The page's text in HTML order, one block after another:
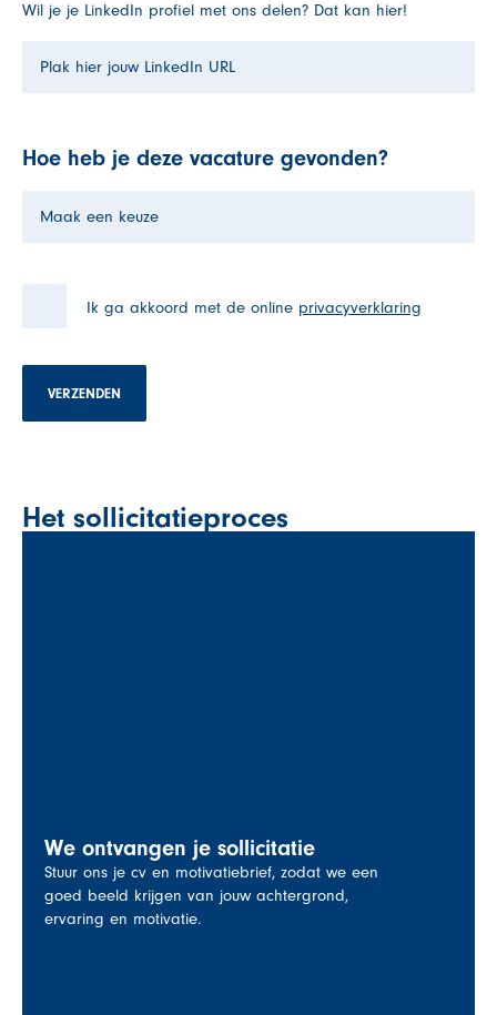
Wil je je LinkedIn profiel met ons delen? Dat kan hier!
Hoe heb je deze vacature gevonden?
Ik ga akkoord met de online privacyverklaring
VERZENDEN
Het sollicitatieproces
We ontvangen je sollicitatie
Stuur ons je cv en motivatiebrief, zodat we een
goed beeld krijgen van jouw achtergrond,
ervaring en motivatie.